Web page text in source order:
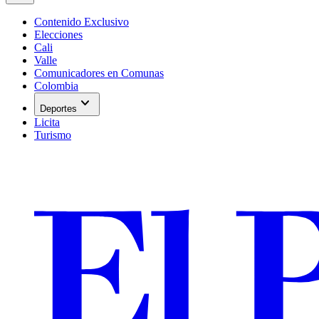
Contenido Exclusivo
Elecciones
Cali
Valle
Comunicadores en Comunas
Colombia
Deportes expand_more
Licita
Turismo